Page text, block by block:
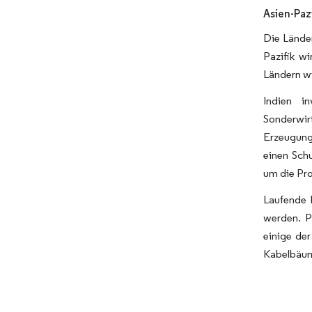
Asien-
Die
Pazifik
Ländern
Indien
einen
um die
Laufende
werden.
einige